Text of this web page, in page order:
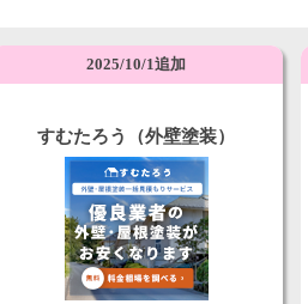
2025/10/1追加
すむたろう（外壁塗装）